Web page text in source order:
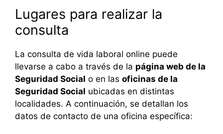
Lugares para realizar la
consulta
La consulta de vida laboral online puede
llevarse a cabo a través de la página web de la
Seguridad Social o en las oficinas de la
Seguridad Social ubicadas en distintas
localidades. A continuación, se detallan los
datos de contacto de una oficina específica: